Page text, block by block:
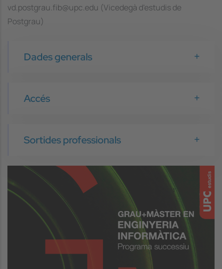
vd.postgrau.fib@upc.edu (Vicedegà d'estudis de
Postgrau)
Dades generals
Accés
Sortides professionals
Image